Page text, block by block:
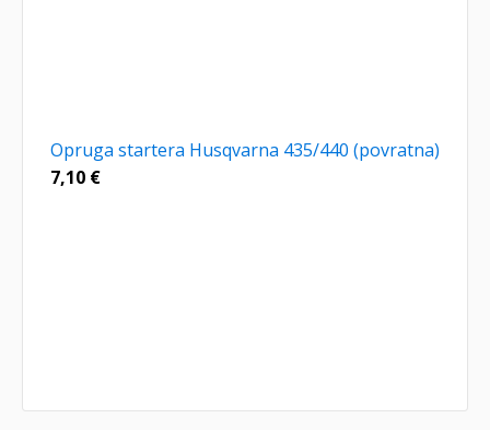
Opruga startera Husqvarna 435/440 (povratna)
7,10 €